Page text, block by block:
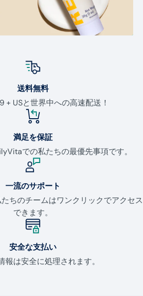
送料無料
+ USと世界中への高速配送！
満足を保証
での私たちの最優先事項です。
一流のサポート
ちのチームはワンクリックでアクセス
できます。
安全な支払い
報は安全に処理されます。